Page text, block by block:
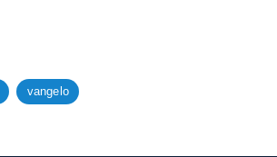
vangelo